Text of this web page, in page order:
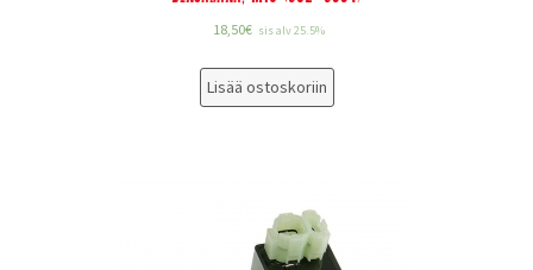
18,50€ sis alv 25.5%
Lisää ostoskoriin